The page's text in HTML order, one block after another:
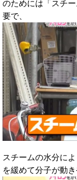
のためには「スチ
要で、
スチームの水分に
を緩めて分子が動き